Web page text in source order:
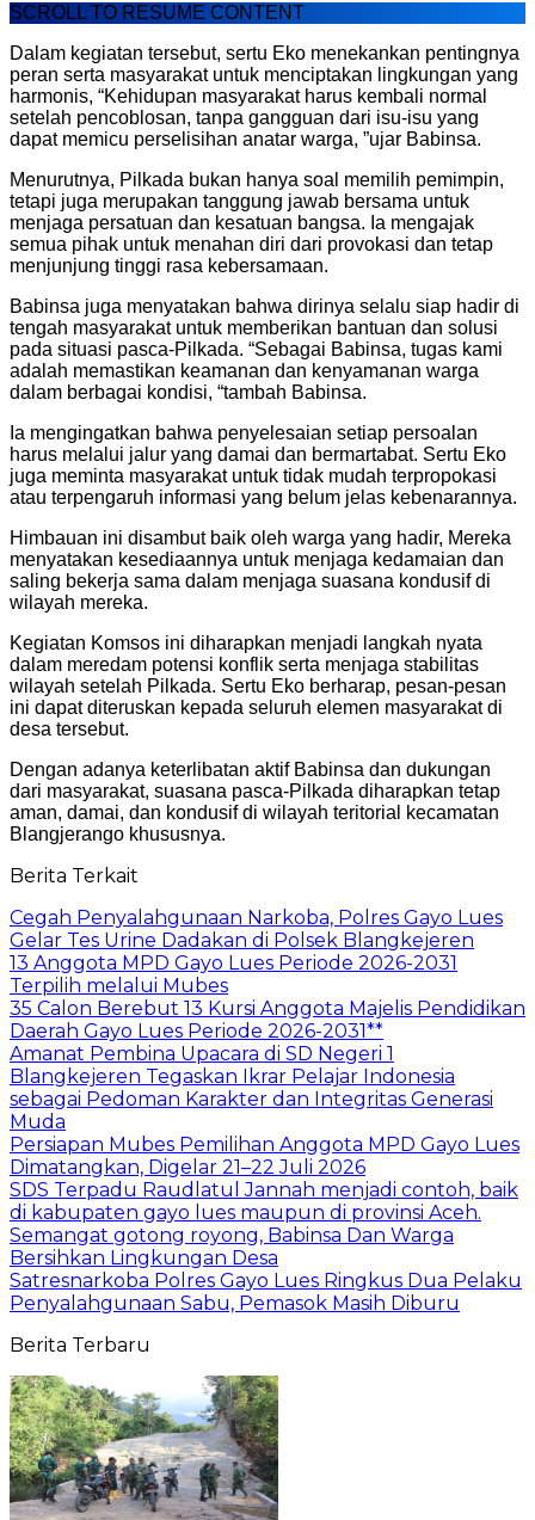
SCROLL TO RESUME CONTENT
Dalam kegiatan tersebut, sertu Eko menekankan pentingnya
peran serta masyarakat untuk menciptakan lingkungan yang
harmonis, “Kehidupan masyarakat harus kembali normal
setelah pencoblosan, tanpa gangguan dari isu-isu yang
dapat memicu perselisihan anatar warga, ”ujar Babinsa.
Menurutnya, Pilkada bukan hanya soal memilih pemimpin,
tetapi juga merupakan tanggung jawab bersama untuk
menjaga persatuan dan kesatuan bangsa. Ia mengajak
semua pihak untuk menahan diri dari provokasi dan tetap
menjunjung tinggi rasa kebersamaan.
Babinsa juga menyatakan bahwa dirinya selalu siap hadir di
tengah masyarakat untuk memberikan bantuan dan solusi
pada situasi pasca-Pilkada. “Sebagai Babinsa, tugas kami
adalah memastikan keamanan dan kenyamanan warga
dalam berbagai kondisi, “tambah Babinsa.
Ia mengingatkan bahwa penyelesaian setiap persoalan
harus melalui jalur yang damai dan bermartabat. Sertu Eko
juga meminta masyarakat untuk tidak mudah terpropokasi
atau terpengaruh informasi yang belum jelas kebenarannya.
Himbauan ini disambut baik oleh warga yang hadir, Mereka
menyatakan kesediaannya untuk menjaga kedamaian dan
saling bekerja sama dalam menjaga suasana kondusif di
wilayah mereka.
Kegiatan Komsos ini diharapkan menjadi langkah nyata
dalam meredam potensi konflik serta menjaga stabilitas
wilayah setelah Pilkada. Sertu Eko berharap, pesan-pesan
ini dapat diteruskan kepada seluruh elemen masyarakat di
desa tersebut.
Dengan adanya keterlibatan aktif Babinsa dan dukungan
dari masyarakat, suasana pasca-Pilkada diharapkan tetap
aman, damai, dan kondusif di wilayah teritorial kecamatan
Blangjerango khususnya.
Berita Terkait
Cegah Penyalahgunaan Narkoba, Polres Gayo Lues
Gelar Tes Urine Dadakan di Polsek Blangkejeren
13 Anggota MPD Gayo Lues Periode 2026-2031
Terpilih melalui Mubes
35 Calon Berebut 13 Kursi Anggota Majelis Pendidikan
Daerah Gayo Lues Periode 2026-2031**
Amanat Pembina Upacara di SD Negeri 1
Blangkejeren Tegaskan Ikrar Pelajar Indonesia
sebagai Pedoman Karakter dan Integritas Generasi
Muda
Persiapan Mubes Pemilihan Anggota MPD Gayo Lues
Dimatangkan, Digelar 21–22 Juli 2026
SDS Terpadu Raudlatul Jannah menjadi contoh, baik
di kabupaten gayo lues maupun di provinsi Aceh.
Semangat gotong royong, Babinsa Dan Warga
Bersihkan Lingkungan Desa
Satresnarkoba Polres Gayo Lues Ringkus Dua Pelaku
Penyalahgunaan Sabu, Pemasok Masih Diburu
Berita Terbaru